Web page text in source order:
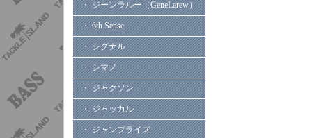
・ ジーンラルー（GeneLarew）
・ 6th Sense
・ シグナル
・ シマノ
・ ジャクソン
・ ジャッカル
・ ジャンプライズ